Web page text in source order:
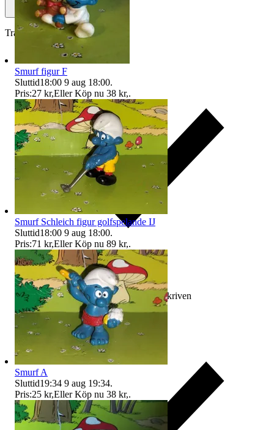
Traderas köparskydd
Ersättning om varan inte är som beskriven
Smurf figur F
Sluttid18:00 9 aug 18:00.
Pris:27 kr,Eller Köp nu 38 kr,.
Smurf Schleich figur golfspelande IJ
Sluttid18:00 9 aug 18:00.
Pris:71 kr,Eller Köp nu 89 kr,.
Smurf A
Sluttid19:34 9 aug 19:34.
Pris:25 kr,Eller Köp nu 38 kr,.